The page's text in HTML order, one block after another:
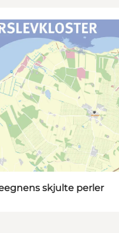
skjulte perler